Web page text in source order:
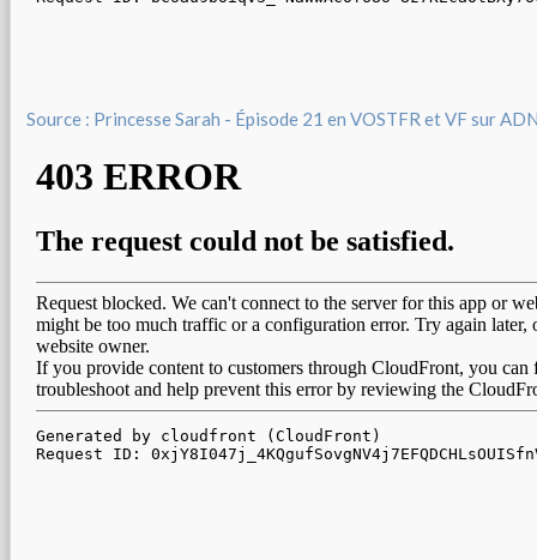
Source : Princesse Sarah - Épisode 21 en VOSTFR et VF sur